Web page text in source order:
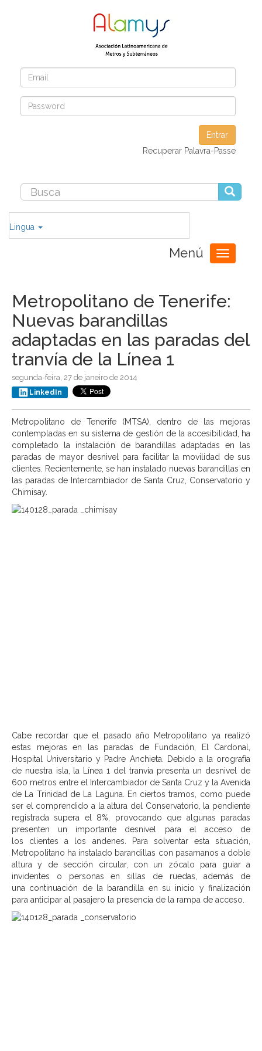
Entrar
Recuperar Palavra-Passe
Lingua
Menú
Toggle
navigation
Metropolitano de Tenerife:
Nuevas barandillas
adaptadas en las paradas del
tranvía de la Línea 1
segunda-feira, 27 de janeiro de 2014
LinkedIn
Metropolitano de Tenerife (MTSA), dentro de las mejoras
contempladas en su sistema de gestión de la accesibilidad, ha
completado la instalación de barandillas adaptadas en las
paradas de mayor desnivel para facilitar la movilidad de sus
clientes. Recientemente, se han instalado nuevas barandillas en
las paradas de Intercambiador de Santa Cruz, Conservatorio y
Chimisay.
Cabe recordar que el pasado año Metropolitano ya realizó
estas mejoras en las paradas de Fundación, El Cardonal,
Hospital Universitario y Padre Anchieta. Debido a la orografía
de nuestra isla, la Línea 1 del tranvía presenta un desnivel de
600 metros entre el Intercambiador de Santa Cruz y la Avenida
de La Trinidad de La Laguna. En ciertos tramos, como puede
ser el comprendido a la altura del Conservatorio, la pendiente
registrada supera el 8%, provocando que algunas paradas
presenten un importante desnivel para el acceso de
los clientes a los andenes. Para solventar esta situación,
Metropolitano ha instalado barandillas con pasamanos a doble
altura y de sección circular, con un zócalo para guiar a
invidentes o personas en sillas de ruedas, además de
una continuación de la barandilla en su inicio y finalización
para anticipar al pasajero la presencia de la rampa de acceso.